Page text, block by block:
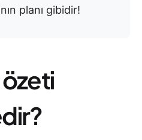
planı gibidir!